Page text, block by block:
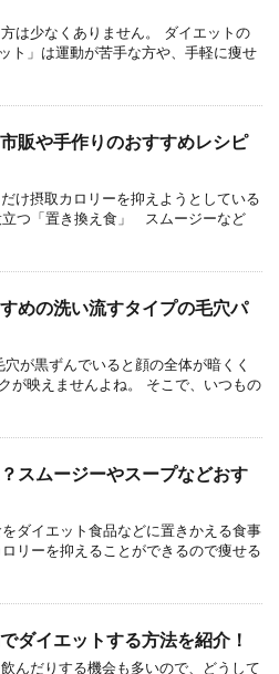
は少なくありません。 ダイエットの
ト」は運動が苦手な方や、手軽に痩せ
販や手作りのおすすめレシピ
け摂取カロリーを抑えようとしている
つ「置き換え食」 スムージーなど
めの洗い流すタイプの毛穴パ
が黒ずんでいると顔の全体が暗くく
が映えませんよね。 そこで、いつもの
スムージーやスープなどおす
ダイエット食品などに置きかえる食事
リーを抑えることができるので痩せる
ダイエットする方法を紹介！
んだりする機会も多いので、どうして